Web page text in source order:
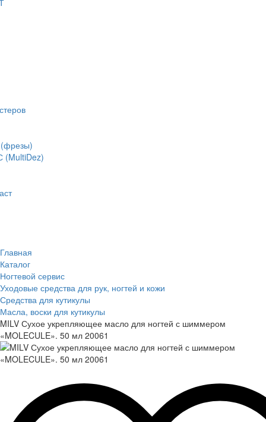
Главная
Каталог
Ногтевой сервис
Уходовые средства для рук, ногтей и кожи
Средства для кутикулы
Масла, воски для кутикулы
MILV Сухое укрепляющее масло для ногтей с шиммером
«MOLECULE». 50 мл 20061